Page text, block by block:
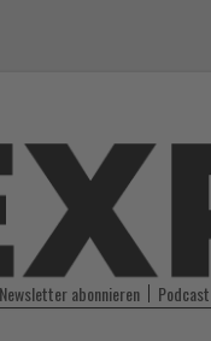
abonnieren Podcast